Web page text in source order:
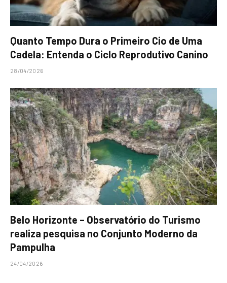
Quanto Tempo Dura o Primeiro Cio de Uma
Cadela: Entenda o Ciclo Reprodutivo Canino
28/04/2026
Belo Horizonte – Observatório do Turismo
realiza pesquisa no Conjunto Moderno da
Pampulha
24/04/2026